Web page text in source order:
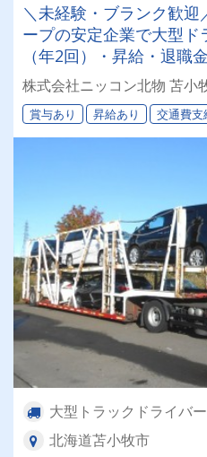
＼未経験・ブランク歓
ープの安定企業で大型
（年2回）・昇給・退
の専属車両★無事故等で
◎★資格取得支援制度★
女性ドライバーも活躍中
株式会社ニッコン北物 苫小
賞与あり 昇給あり 交通費支
大型トラックドライバー
北海道苫小牧市